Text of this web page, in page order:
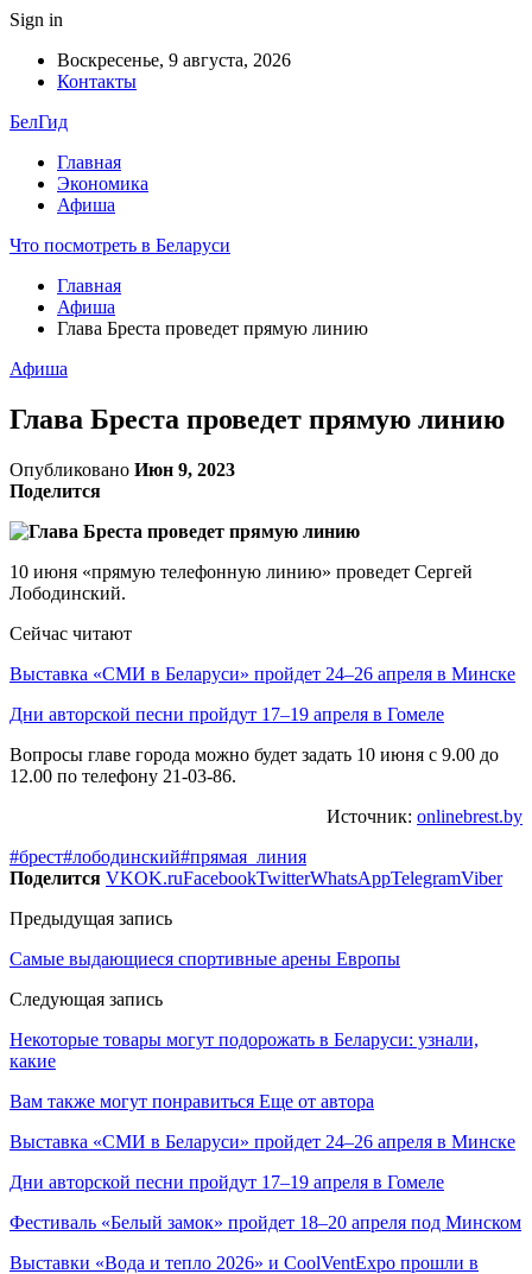
Sign in
Воскресенье, 9 августа, 2026
Контакты
БелГид
Главная
Экономика
Афиша
Что посмотреть в Беларуси
Главная
Афиша
Глава Бреста проведет прямую линию
Афиша
Глава Бреста проведет прямую линию
Опубликовано Июн 9, 2023
Поделится
10 июня «прямую телефонную линию» проведет Сергей
Лободинский.
Сейчас читают
Выставка «СМИ в Беларуси» пройдет 24–26 апреля в Минске
Дни авторской песни пройдут 17–19 апреля в Гомеле
Вопросы главе города можно будет задать 10 июня с 9.00 до
12.00 по телефону 21-03-86.
Источник: onlinebrest.by
#брест#лободинский#прямая_линия
Поделится VKOK.ruFacebookTwitterWhatsAppTelegramViber
Предыдущая запись
Самые выдающиеся спортивные арены Европы
Следующая запись
Некоторые товары могут подорожать в Беларуси: узнали,
какие
Вам также могут понравиться Еще от автора
Выставка «СМИ в Беларуси» пройдет 24–26 апреля в Минске
Дни авторской песни пройдут 17–19 апреля в Гомеле
Фестиваль «Белый замок» пройдет 18–20 апреля под Минском
Выставки «Вода и тепло 2026» и CoolVentExpo прошли в